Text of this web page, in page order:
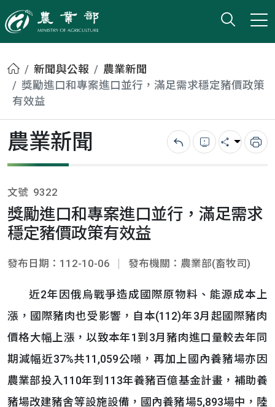
農業部
打開
小版
首頁新聞與公報
農業新聞
獎勵進口和專案進口並行，滿足需求穩定豬價政策
有效益
農業新聞 回上一頁錯誤回報
分享 列
文號 9322
獎勵進口和專案進口並行，滿足需求
穩定豬價政策有效益
發布日期：112-10-06 發布機關：農業部(畜牧司)
近2年因俄烏戰爭造成國際原物料、能源成本上
漲，國際豬肉也受影響，自本(112)年3月起國際豬肉
價格大幅上漲，以致本年1到3月豬肉進口量較去年同
期減幅近37%共11,059公噸，再加上國內養豬場亦因
農業部投入110年到113年養豬百億基金計畫，補助養
豬場改建豬舍等設施設備，國內養豬場5,893場中，陸